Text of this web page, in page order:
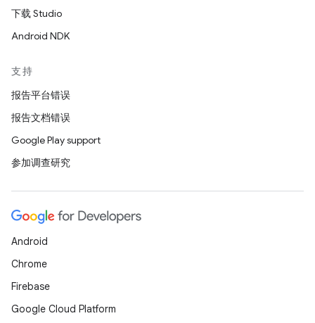
下载 Studio
Android NDK
支持
报告平台错误
报告文档错误
Google Play support
参加调查研究
Android
Chrome
Firebase
Google Cloud Platform